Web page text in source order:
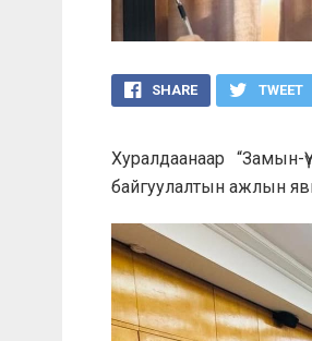
SHARE TWEET
Хуралдаанаар
байгуулалтын ажлын